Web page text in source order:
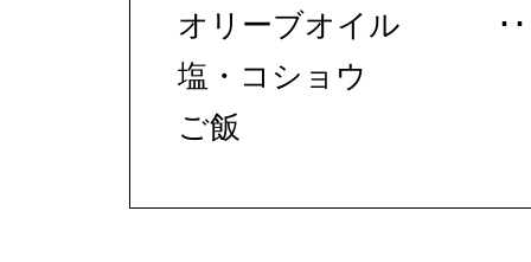
オリーブオイル
塩・コショウ
ご飯